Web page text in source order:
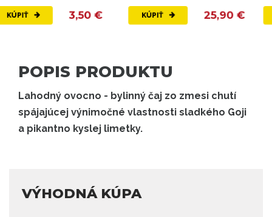
3,50 € KÚPIŤ 25,90 € KÚPIŤ
POPIS PRODUKTU
Lahodný ovocno - bylinný čaj zo zmesi chutí
spájajúcej výnimočné vlastnosti sladkého Goji
a pikantno kyslej limetky.
VÝHODNÁ KÚPA